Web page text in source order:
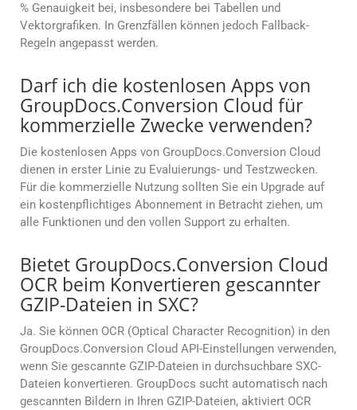
% Genauigkeit bei, insbesondere bei Tabellen und
Vektorgrafiken. In Grenzfällen können jedoch Fallback-
Regeln angepasst werden.
Darf ich die kostenlosen Apps von
GroupDocs.Conversion Cloud für
kommerzielle Zwecke verwenden?
Die kostenlosen Apps von GroupDocs.Conversion Cloud
dienen in erster Linie zu Evaluierungs- und Testzwecken.
Für die kommerzielle Nutzung sollten Sie ein Upgrade auf
ein kostenpflichtiges Abonnement in Betracht ziehen, um
alle Funktionen und den vollen Support zu erhalten.
Bietet GroupDocs.Conversion Cloud
OCR beim Konvertieren gescannter
GZIP-Dateien in SXC?
Ja. Sie können OCR (Optical Character Recognition) in den
GroupDocs.Conversion Cloud API-Einstellungen verwenden,
wenn Sie gescannte GZIP-Dateien in durchsuchbare SXC-
Dateien konvertieren. GroupDocs sucht automatisch nach
gescannten Bildern in Ihren GZIP-Dateien, aktiviert OCR